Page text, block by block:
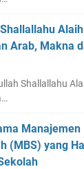
Arab, Makna
Shallallahu
Manajemen
(MBS) yang